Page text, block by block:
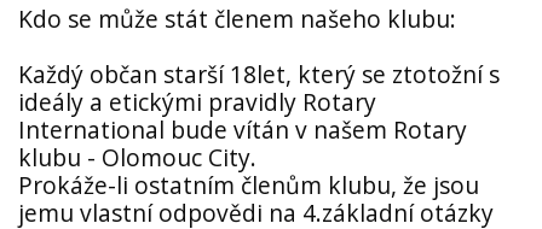
Kdo se může stát členem našeho klubu:
Každý občan starší 18let, který se ztotožní s
ideály a etickými pravidly Rotary
International bude vítán v našem Rotary
klubu - Olomouc City.
Prokáže-li ostatním členům klubu, že jsou
jemu vlastní odpovědi na 4.základní otázky